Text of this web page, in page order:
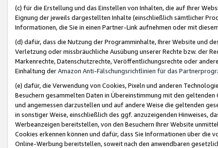
(c) für die Erstellung und das Einstellen von Inhalten, die auf Ihrer
Eignung der jeweils dargestellten Inhalte (einschließlich sämtlicher
Informationen, die Sie in einen Partner-Link aufnehmen oder mit
(d) dafür, dass die Nutzung der Programminhalte, Ihrer Website und
Verletzung oder missbräuchliche Ausübung unserer Rechte bzw. der
Markenrechte, Datenschutzrechte, Veröffentlichungsrechte oder
Einhaltung derAmazon Anti-Fälschungsrichtlinien für das
(e) dafür, die Verwendung von Cookies, Pixeln und anderen
Besuchern gesammelten Daten in Übereinstimmung mit den
und angemessen darzustellen und auf andere Weise die geltenden
in sonstiger Weise, einschließlich des ggf. anzuzeigenden Hinweises,
Werbeanzeigen bereitstellen, von den Besuchern Ihrer Website
Cookies erkennen können und dafür, dass Sie Informationen über die
Online-Werbung bereitstellen, soweit nach den anwendbaren